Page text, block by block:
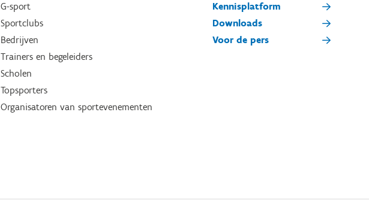
G-sport
Sportclubs
Bedrijven
Trainers en begeleiders
Scholen
Topsporters
Organisatoren van sportevenementen
Kennisplatform
Downloads
Voor de pers